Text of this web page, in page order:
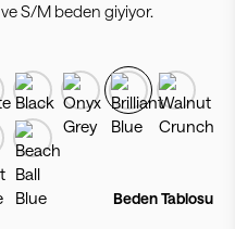
S/M beden giyiyor.
Beden Tablosu